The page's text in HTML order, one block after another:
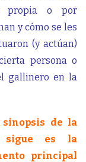
propia o por
y cómo se les
(y actúan)
persona o
gallinero en la
sinopsis de la
sigue es la
principal